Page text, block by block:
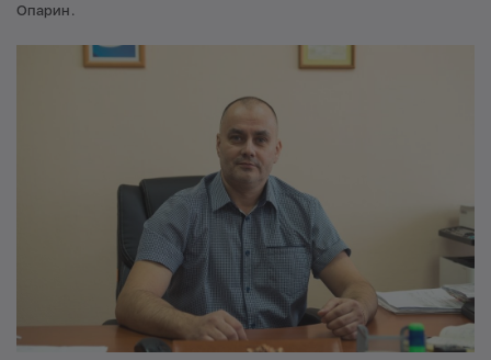
Опарин.